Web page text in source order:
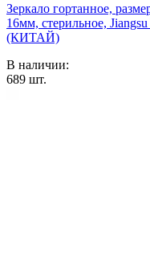
Зеркало гортанное,
16мм, стерильное,
(КИТАЙ)
В наличии:
689 шт.